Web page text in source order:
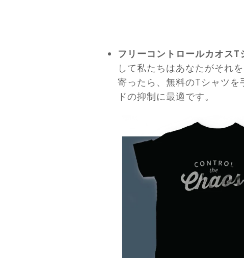
フリーコントロールカオスT
して私たちはあなたがそれ
寄ったら、無料のTシャツ
ドの抑制に最適です。